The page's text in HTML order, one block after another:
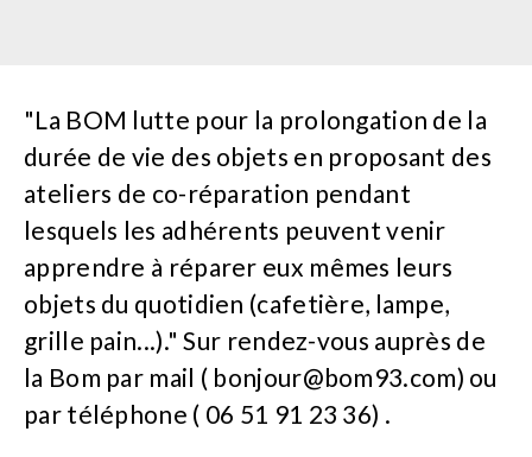
"La BOM lutte pour la prolongation de la
durée de vie des objets en proposant des
ateliers de co-réparation pendant
lesquels les adhérents peuvent venir
apprendre à réparer eux mêmes leurs
objets du quotidien (cafetière, lampe,
grille pain...)." Sur rendez-vous auprès de
la Bom par mail ( bonjour@bom93.com) ou
par téléphone ( 06 51 91 23 36) .